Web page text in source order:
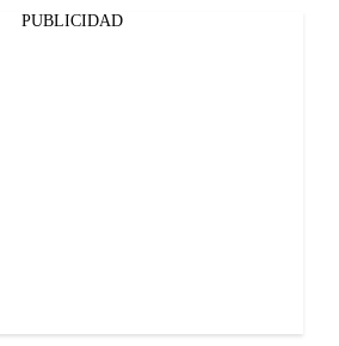
PUBLICIDAD